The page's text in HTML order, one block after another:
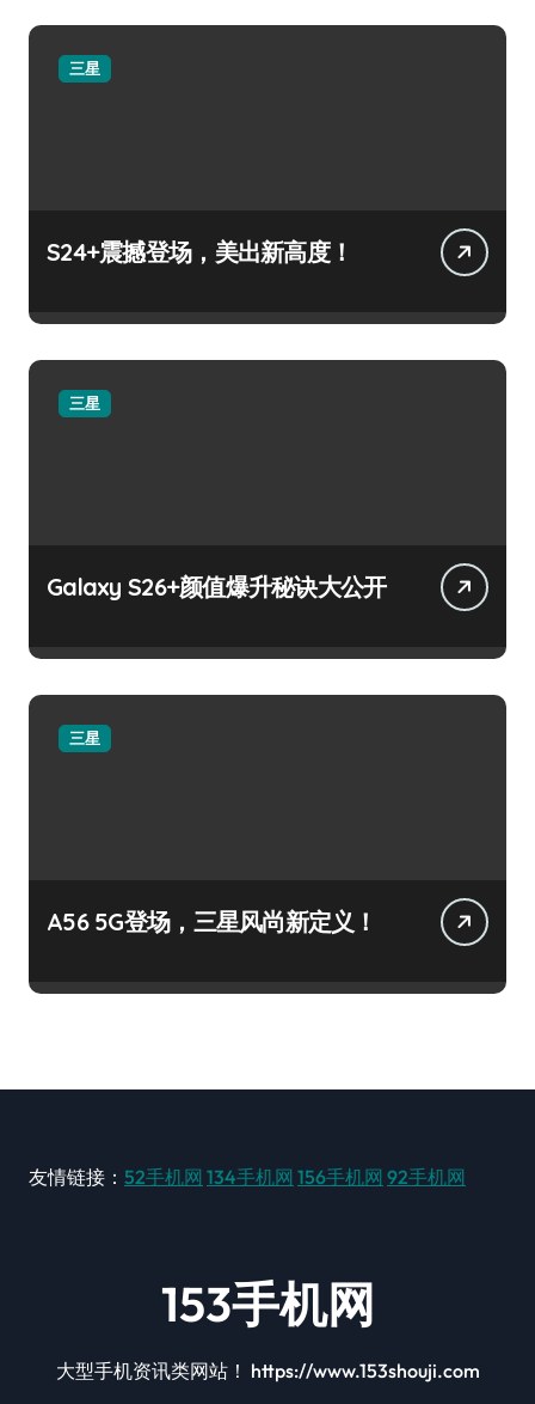
三星
S24+震撼登场，美出新高度！
三星
Galaxy S26+颜值爆升秘诀大公开
三星
A56 5G登场，三星风尚新定义！
友情链接： 52手机网 134手机网 156手机网 92手机网
153手机网
大型手机资讯类网站！ https://www.153shouji.com